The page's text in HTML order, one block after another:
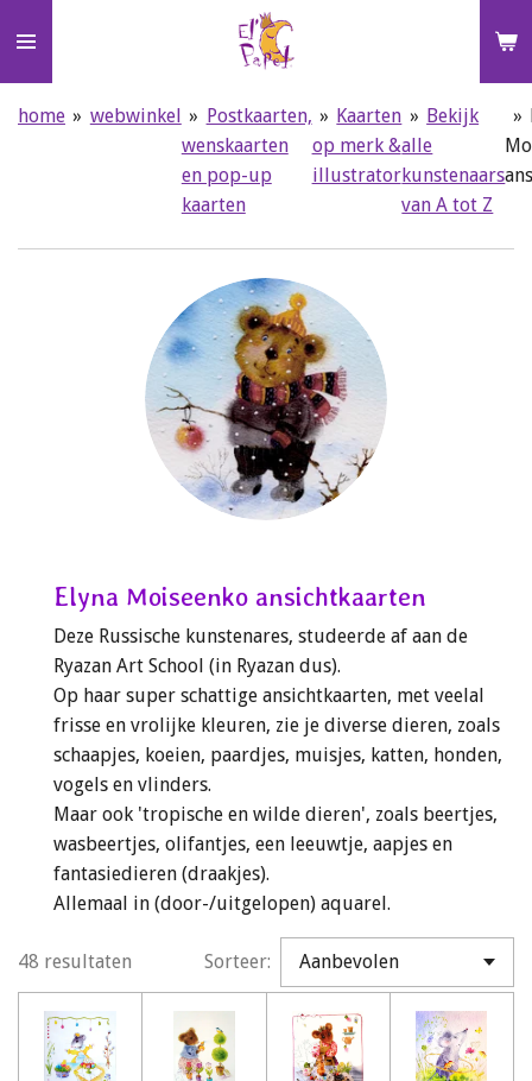
direct
naar
de
home » webwinkel » Postkaarten,
wenskaarten
en pop-up
kaarten
» Kaarten
op merk &
illustrator
» Bekijk
alle
kunstenaars
van A tot Z
»
Elyna Moiseenko ansichtkaarten
Deze Russische kunstenares, studeerde af aan de
Ryazan Art School (in Ryazan dus).
Op haar super schattige ansichtkaarten, met veelal
frisse en vrolijke kleuren, zie je diverse dieren, zoals
schaapjes, koeien, paardjes, muisjes, katten, honden,
vogels en vlinders.
Maar ook 'tropische en wilde dieren', zoals beertjes,
wasbeertjes, olifantjes, een leeuwtje, aapjes en
fantasiedieren (draakjes).
Allemaal in (door-/uitgelopen) aquarel.
48 resultaten Sorteer: